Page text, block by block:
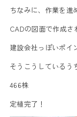
ちなみに、作業を進
CADの図面で作成
建設会社っぽいポイ
そうこうしているう
466株
定植完了！